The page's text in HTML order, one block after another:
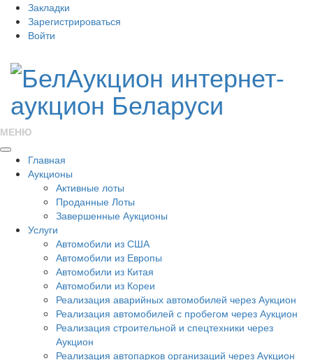
Закладки
Зарегистрироваться
Войти
МЕНЮ
Главная
Аукционы
Активные лоты
Проданные Лоты
Завершенные Аукционы
Услуги
Автомобили из США
Автомобили из Европы
Автомобили из Китая
Автомобили из Кореи
Реализация аварийных автомобилей через Аукцион
Реализация автомобилей с пробегом через Аукцион
Реализация строительной и спецтехники через
Аукцион
Реализация автопарков организаций через Аукцион